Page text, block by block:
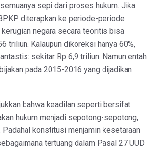
sepi dari proses hukum. Jika
diterapkan ke periode-periode
negara secara teoritis bisa
triliun. Kalaupun dikoreksi hanya 60%,
sekitar Rp 6,9 triliun. Namun entah
pada 2015-2016 yang dijadikan
bahwa keadilan seperti bersifat
hukum menjadi sepotong-sepotong,
Padahal konstitusi menjamin kesetaraan
tertuang dalam Pasal 27 UUD